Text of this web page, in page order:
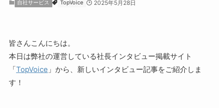
自社サービス TopVoice 2025年5月28日
皆さんこんにちは。
本日は弊社の運営している社長インタビュー掲載サイト
「TopVoice 」から、新しいインタビュー記事をご紹介しま
す！